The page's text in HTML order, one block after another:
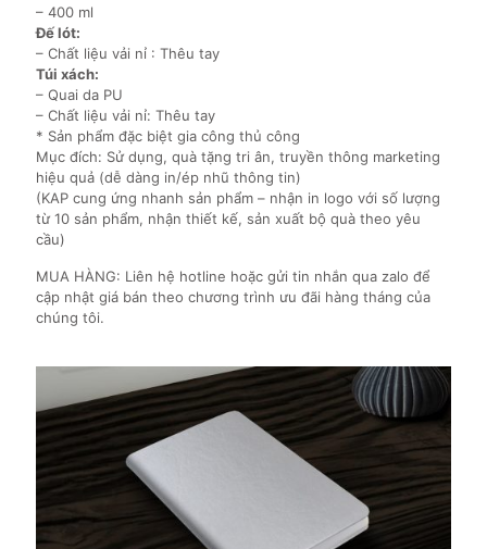
– 400 ml
Đế lót:
– Chất liệu vải nỉ : Thêu tay
Túi xách:
– Quai da PU
– Chất liệu vải nỉ: Thêu tay
* Sản phẩm đặc biệt gia công thủ công
Mục đích: Sử dụng, quà tặng tri ân, truyền thông marketing
hiệu quả (dễ dàng in/ép nhũ thông tin)
(KAP cung ứng nhanh sản phẩm – nhận in logo với số lượng
từ 10 sản phẩm, nhận thiết kế, sản xuất bộ quà theo yêu
cầu)
MUA HÀNG: Liên hệ hotline hoặc gửi tin nhắn qua zalo để
cập nhật giá bán theo chương trình ưu đãi hàng tháng của
chúng tôi.